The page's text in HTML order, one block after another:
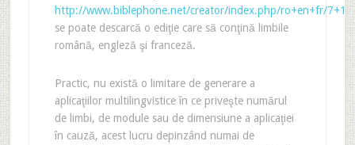
http://www.biblephone.net/creator/index.php/ro+en+fr/
se poate descarcă o ediţie care să conţină limbile
română, engleză şi franceză.
Practic, nu există o limitare de generare a
aplicaţiilor multilingvistice în ce priveşte numărul
de limbi, de module sau de dimensiune a aplicaţiei
în cauză, acest lucru depinzând numai de